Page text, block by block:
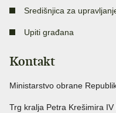
Središnjica za
Upiti građana
Kontakt
Ministarstvo obrane
Trg kralja Petra Krešimira